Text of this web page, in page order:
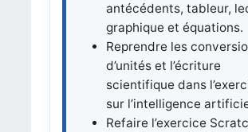
antécédents, tableur,
graphique et équations.
Reprendre les
d’unités et l’écriture
scientifique dans
sur l’intelligence
Refaire l’exercice